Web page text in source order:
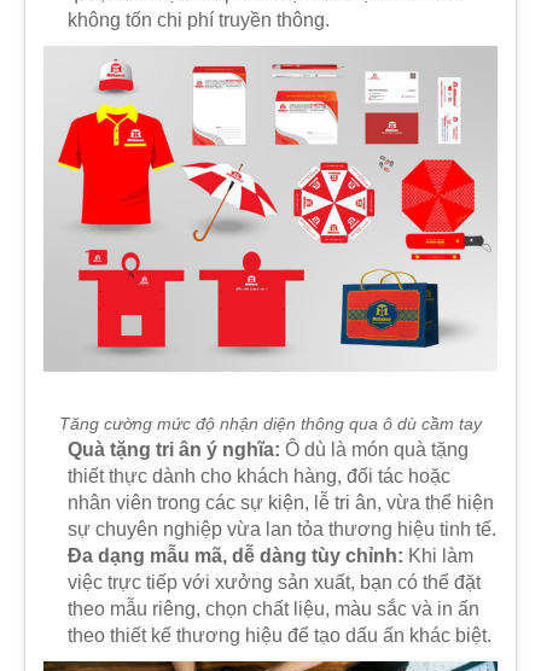
không tốn chi phí truyền thông.
Tăng cường mức độ nhận diện thông qua ô dù cầm tay
Quà tặng tri ân ý nghĩa: Ô dù là món quà tặng
thiết thực dành cho khách hàng, đối tác hoặc
nhân viên trong các sự kiện, lễ tri ân, vừa thể hiện
sự chuyên nghiệp vừa lan tỏa thương hiệu tinh tế.
Đa dạng mẫu mã, dễ dàng tùy chỉnh: Khi làm
việc trực tiếp với xưởng sản xuất, bạn có thể đặt
theo mẫu riêng, chọn chất liệu, màu sắc và in ấn
theo thiết kế thương hiệu để tạo dấu ấn khác biệt.